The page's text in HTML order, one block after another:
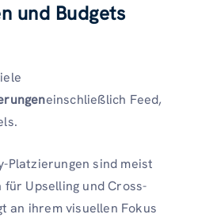
und Budgets
einschließlich Feed,
Platzierungen sind meist
Upselling und Cross-
an ihrem visuellen Fokus